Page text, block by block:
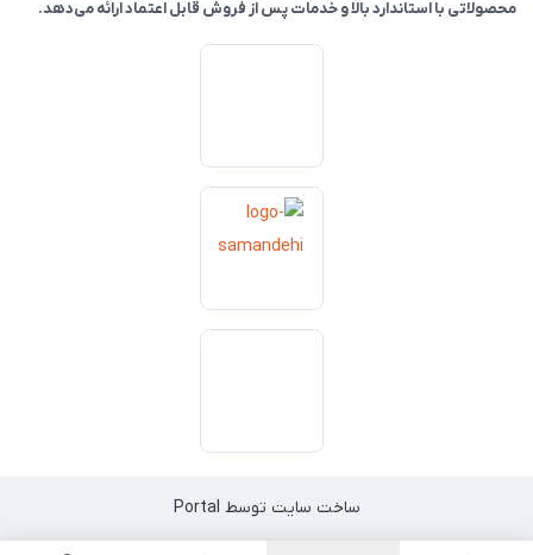
محصولاتی با استاندارد بالا و خدمات پس از فروش قابل اعتماد ارائه می‌دهد.
ساخت سایت توسط Portal